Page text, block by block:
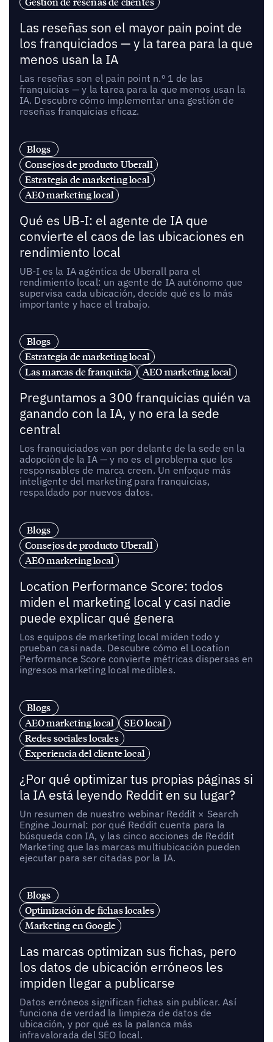
Las reseñas son el mayor pain point de
los franquiciados — y la tarea para la que
menos usan la IA
Las reseñas son el pain point n.º 1 de las
franquicias — y la tarea para la que menos usan la
IA. Descubre cómo implementar una gestión de
reseñas franquicias eficaz.
Blogs
Consejos de producto Uberall
Estrategia de marketing local
AEO marketing local
Qué es UB-I: el agente de IA que
convierte el caos de las ubicaciones en
rendimiento local
UB-I es la IA agéntica de Uberall para el
rendimiento local: un agente de IA autónomo que
supervisa cada ubicación, decide qué es lo más
importante y hace el trabajo.
Blogs
Estrategia de marketing local
Las marcas de franquicia
AEO marketing local
Preguntamos a 300 franquicias quién va
ganando con la IA, y no era la sede
central
Los franquiciados van por delante de la sede en la
adopción de la IA — y no es el problema que los
responsables de marca creen. Un enfoque más
inteligente del marketing para franquicias,
respaldado por nuevos datos.
Blogs
Consejos de producto Uberall
AEO marketing local
Location Performance Score: todos
miden el marketing local y casi nadie
puede explicar qué genera
Los equipos de marketing local miden todo y
prueban casi nada. Descubre cómo el Location
Performance Score convierte métricas dispersas en
ingresos marketing local medibles.
Blogs
AEO marketing local
SEO local
Redes sociales locales
Experiencia del cliente local
¿Por qué optimizar tus propias páginas si
la IA está leyendo Reddit en su lugar?
Un resumen de nuestro webinar Reddit × Search
Engine Journal: por qué Reddit cuenta para la
búsqueda con IA, y las cinco acciones de Reddit
Marketing que las marcas multiubicación pueden
ejecutar para ser citadas por la IA.
Blogs
Optimización de fichas locales
Marketing en Google
Las marcas optimizan sus fichas, pero
los datos de ubicación erróneos les
impiden llegar a publicarse
Datos erróneos significan fichas sin publicar. Así
funciona de verdad la limpieza de datos de
ubicación, y por qué es la palanca más
infravalorada del SEO local.